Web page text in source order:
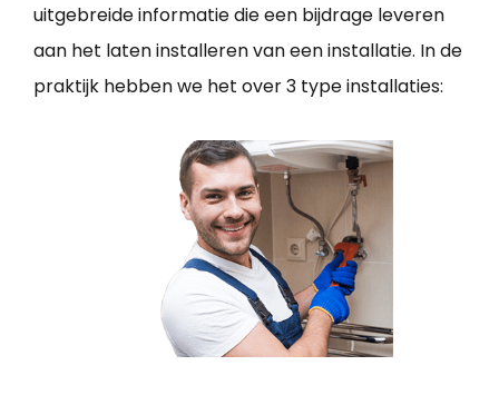
uitgebreide informatie die een bijdrage leveren
aan het laten installeren van een installatie. In de
praktijk hebben we het over 3 type installaties: